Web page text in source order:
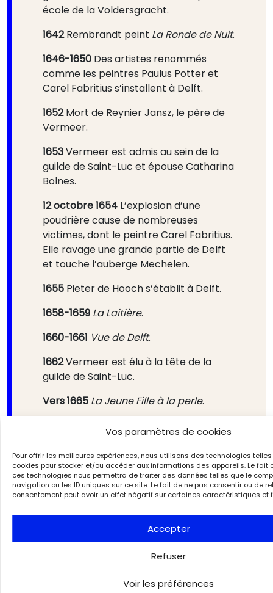
Vos paramètres de cookies
Pour offrir les meilleures expériences, nous utilisons des technologies
cookies pour stocker et/ou accéder aux informations des appareils. Le fait
ces technologies nous permettra de traiter des données telles que le
navigation ou les ID uniques sur ce site. Le fait de ne pas consentir ou de
consentement peut avoir un effet négatif sur certaines caractéristiques et
Accepter
Refuser
Voir les préférences
école de la Voldersgracht.
1642Rembrandt peint La Ronde de Nuit.
1646-1650 Des artistes renommés
comme les peintres Paulus Potter et
Carel Fabritius s’installent à Delft.
1652Mort de Reynier Jansz, le père de
Vermeer.
1653Vermeer est admis au sein de la
guilde de Saint-Luc et épouse Catharina
Bolnes.
12 octobre 1654 L’explosion d’une
poudrière cause de nombreuses
victimes, dont le peintre Carel Fabritius.
Elle ravage une grande partie de Delft
et touche l’auberge Mechelen.
1655 Pieter de Hooch s’établit à Delft.
1658-1659 La Laitière.
1660-1661 Vue de Delft.
1662Vermeer est élu à la tête de la
guilde de Saint-Luc.
Vers 1665 La Jeune Fille à la perle.
Mort de Rembrandt.
1670
À la mort de sa mère, Johannes
Vermeer reprend la gestion de
l’auberge Mechelen. Il est réélu à la tête
de la guilde de Saint-Luc, et peint Le
L’invasion des Pays-Bas par les
grave crise économique. Les difficultés
financières de Vermeer empirent.